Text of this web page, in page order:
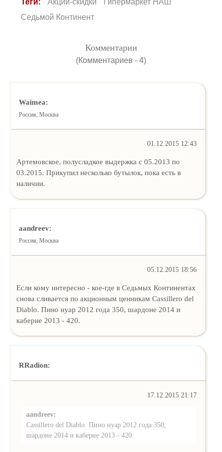
Теги: Акции-скидки
Гипермаркет НАШ
Седьмой Континент
Комментарии
(Комментариев - 4)
Waimea:
Россия, Москва
01.12.2015 12:43
Артемовское, полусладкое выдержка с 05.2013 по
03.2015. Прикупил несколько бутылок, пока есть в
наличии.
aandreev:
Россия, Москва
05.12.2015 18:56
Если кому интересно - кое-где в Седьмых Континентах
снова сливается по акционным ценникам Cassillero del
Diablo. Пино нуар 2012 года 350, шардоне 2014 и
каберне 2013 - 420.
RRadion:
17.12.2015 21:17
aandreev:
Cassillero del Diablo. Пино нуар 2012 года 350,
шардоне 2014 и каберне 2013 - 420.